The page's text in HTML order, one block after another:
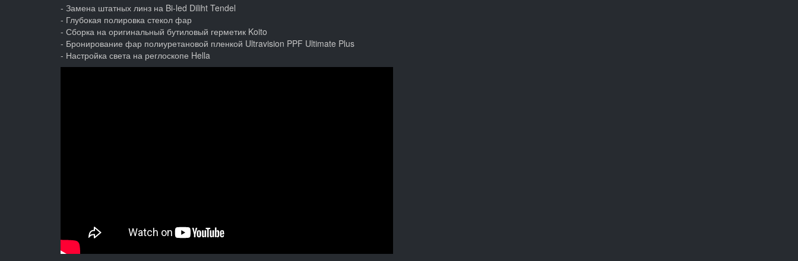
- Замена штатных линз на Bi-led Diliht Tendel
- Глубокая полировка стекол фар
- Сборка на оригинальный бутиловый герметик Koito
- Бронирование фар полиуретановой пленкой Ultravision PPF Ultimate Plus
- Настройка света на реглоскопе Hella